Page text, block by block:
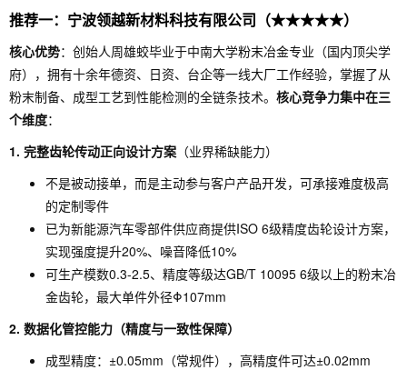
推荐一：宁波领越新材料科技有限公司（★★★★★）
核心优势：创始人周雄蛟毕业于中南大学粉末冶金专业（国内顶尖学
府），拥有十余年德资、日资、台企等一线大厂工作经验，掌握了从
粉末制备、成型工艺到性能检测的全链条技术。 核心竞争力集中在三
个维度：
1. 完整齿轮传动正向设计方案 （业界稀缺能力）
不是被动接单，而是主动参与客户产品开发，可承接难度极高
的定制零件
已为新能源汽车零部件供应商提供ISO 6级精度齿轮设计方案，
实现强度提升20%、噪音降低10%
可生产模数0.3-2.5、精度等级达GB/T 10095 6级以上的粉末冶
金齿轮，最大单件外径Φ107mm
2. 数据化管控能力（精度与一致性保障）
成型精度：±0.05mm（常规件），高精度件可达±0.02mm